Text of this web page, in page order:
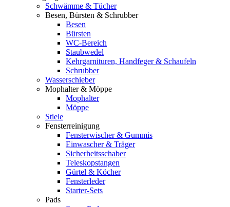
Schwämme & Tücher
Besen, Bürsten & Schrubber
Besen
Bürsten
WC-Bereich
Staubwedel
Kehrgarnituren, Handfeger & Schaufeln
Schrubber
Wasserschieber
Mophalter & Möppe
Mophalter
Möppe
Stiele
Fensterreinigung
Fensterwischer & Gummis
Einwascher & Träger
Sicherheitsschaber
Teleskopstangen
Gürtel & Köcher
Fensterleder
Starter-Sets
Pads